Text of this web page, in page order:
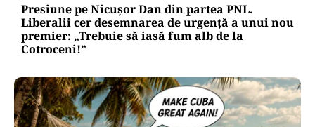
Presiune pe Nicușor Dan din partea PNL.
Liberalii cer desemnarea de urgență a unui nou
premier: „Trebuie să iasă fum alb de la
Cotroceni!”